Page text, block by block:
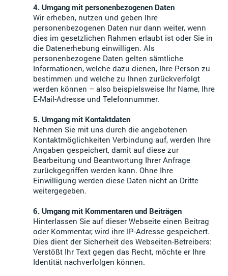
4. Umgang mit personenbezogenen Daten
Wir erheben, nutzen und geben Ihre
personenbezogenen Daten nur dann weiter, wenn
dies im gesetzlichen Rahmen erlaubt ist oder Sie in
die Datenerhebung einwilligen. Als
personenbezogene Daten gelten sämtliche
Informationen, welche dazu dienen, Ihre Person zu
bestimmen und welche zu Ihnen zurückverfolgt
werden können – also beispielsweise Ihr Name, Ihre
E-Mail-Adresse und Telefonnummer.
5. Umgang mit Kontaktdaten
Nehmen Sie mit uns durch die angebotenen
Kontaktmöglichkeiten Verbindung auf, werden Ihre
Angaben gespeichert, damit auf diese zur
Bearbeitung und Beantwortung Ihrer Anfrage
zurückgegriffen werden kann. Ohne Ihre
Einwilligung werden diese Daten nicht an Dritte
weitergegeben.
6. Umgang mit Kommentaren und Beiträgen
Hinterlassen Sie auf dieser Webseite einen Beitrag
oder Kommentar, wird ihre IP-Adresse gespeichert.
Dies dient der Sicherheit des Webseiten-Betreibers:
Verstößt Ihr Text gegen das Recht, möchte er Ihre
Identität nachverfolgen können.